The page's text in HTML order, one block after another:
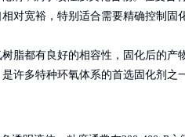
对宽裕，特别适合需要精确控制固
脂都有良好的相容性，固化后的
许多特种环氧体系的首选固化剂之